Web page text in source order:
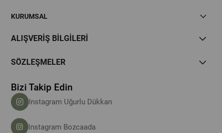
KURUMSAL
ALIŞVERİŞ BİLGİLERİ
SÖZLEŞMELER
Bizi Takip Edin
Instagram Uğurlu Dükkan
Instagram Bozcaada